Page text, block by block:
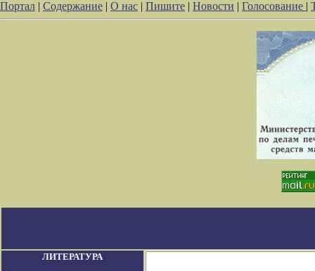
Портал | Содержание | О нас | Пишите | Новости | Голосование |
ЛИТЕРАТУРА